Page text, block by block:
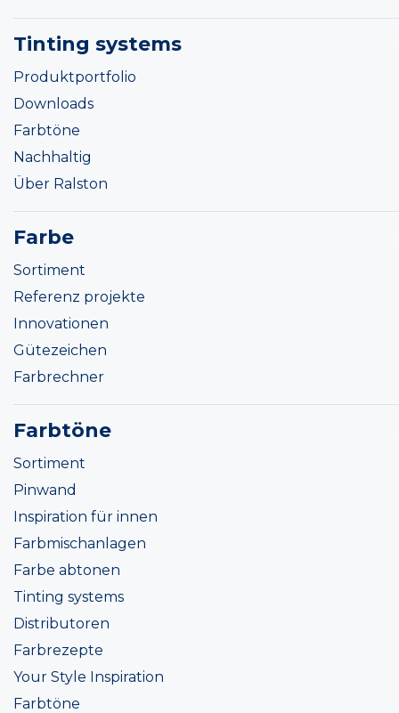
Tinting systems
Produktportfolio
Downloads
Farbtöne
Nachhaltig
Über Ralston
Farbe
Sortiment
Referenz projekte
Innovationen
Gütezeichen
Farbrechner
Farbtöne
Sortiment
Pinwand
Inspiration für innen
Farbmischanlagen
Farbe abtonen
Tinting systems
Distributoren
Farbrezepte
Your Style Inspiration
Farbtöne